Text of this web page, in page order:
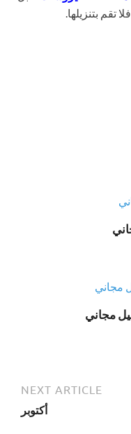
تقم بتنزيلها.
NEXT ARTICLE
أكتوبر